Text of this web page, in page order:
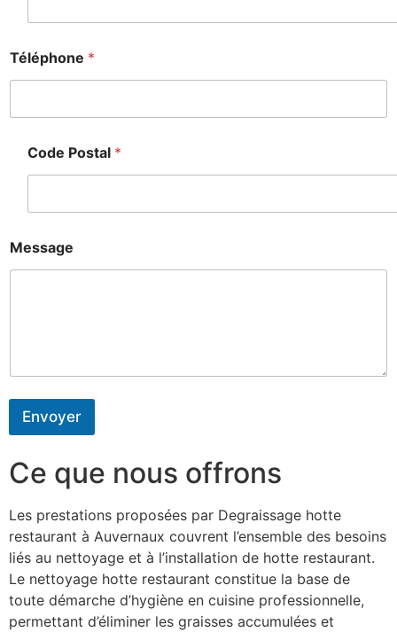
Téléphone *
Code Postal *
Message
Envoyer
Ce que nous offrons
Les prestations proposées par Degraissage hotte
restaurant à Auvernaux couvrent l’ensemble des besoins
liés au nettoyage et à l’installation de hotte restaurant.
Le nettoyage hotte restaurant constitue la base de
toute démarche d’hygiène en cuisine professionnelle,
permettant d’éliminer les graisses accumulées et